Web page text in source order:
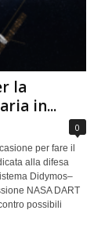
la
in...
0
per fare il
alla difesa
Didymos–
NASA DART
possibili